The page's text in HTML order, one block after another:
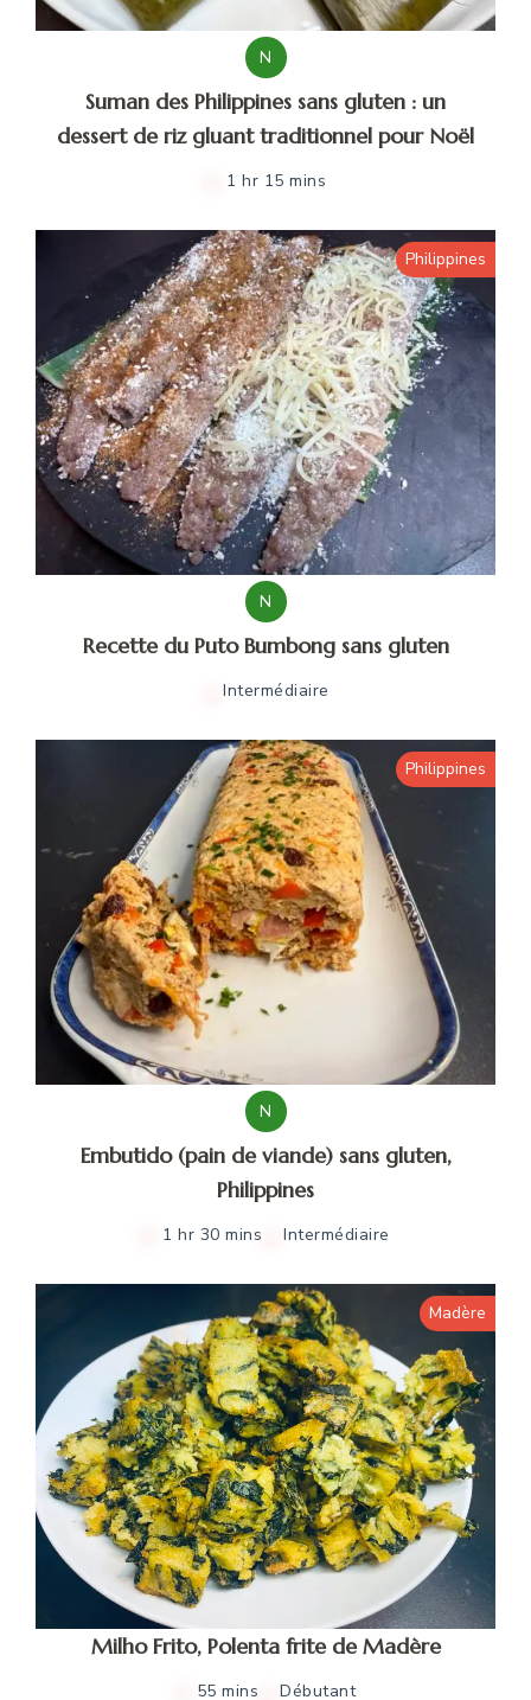
N
Suman des Philippines sans gluten : un
dessert de riz gluant traditionnel pour Noël
1 hr 15 mins
Philippines
N
Recette du Puto Bumbong sans gluten
Intermédiaire
Philippines
N
Embutido (pain de viande) sans gluten,
Philippines
1 hr 30 mins Intermédiaire
Madère
Milho Frito, Polenta frite de Madère
55 mins Débutant